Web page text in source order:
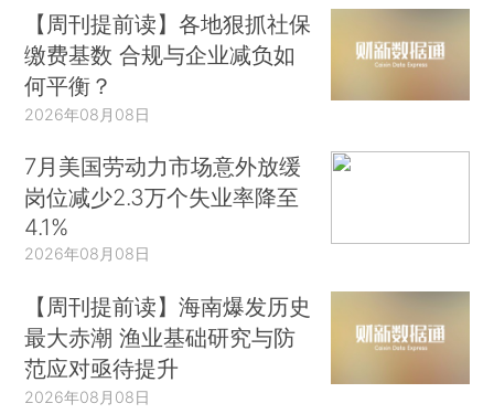
【周刊提前读】各地狠抓社保
缴费基数 合规与企业减负如
何平衡？
2026年08月08日
7月美国劳动力市场意外放缓
岗位减少2.3万个失业率降至
4.1%
2026年08月08日
【周刊提前读】海南爆发历史
最大赤潮 渔业基础研究与防
范应对亟待提升
2026年08月08日